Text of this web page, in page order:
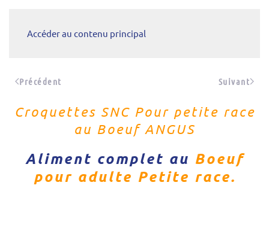
Accéder au contenu principal
Précédent Suivant
Croquettes SNC Pour petite race
au Boeuf ANGUS
Aliment complet au Boeuf
pour adulte Petite race.